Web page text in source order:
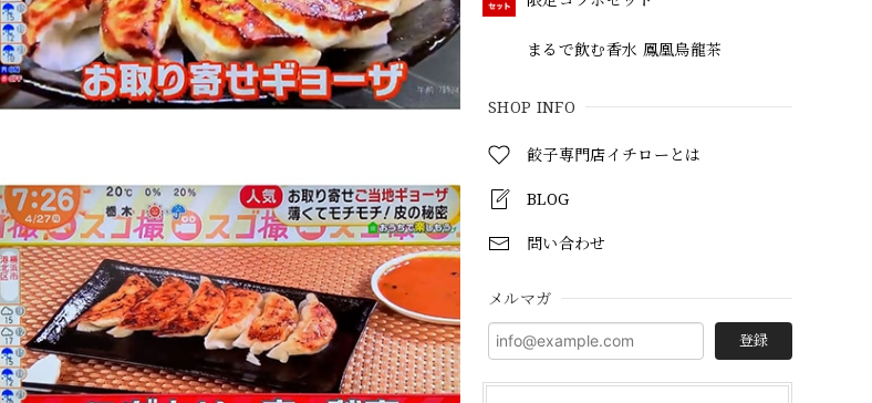
まるで飲む香水 鳳凰烏龍茶
SHOP INFO
餃子専門店イチローとは
BLOG
問い合わせ
メルマガ
登録